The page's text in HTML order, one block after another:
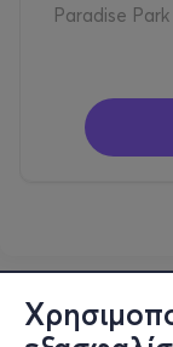
Paradise